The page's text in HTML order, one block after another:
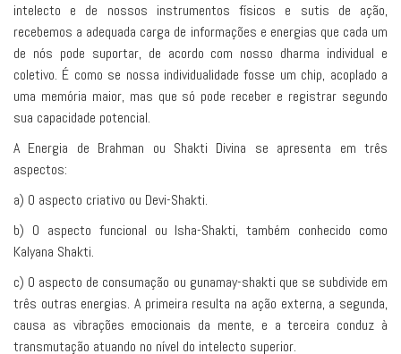
intelecto e de nossos instrumentos físicos e sutis de ação,
recebemos a adequada carga de informações e energias que cada um
de nós pode suportar, de acordo com nosso dharma individual e
coletivo. É como se nossa individualidade fosse um chip, acoplado a
uma memória maior, mas que só pode receber e registrar segundo
sua capacidade potencial.
A Energia de Brahman ou Shakti Divina se apresenta em três
aspectos:
a) O aspecto criativo ou Devi-Shakti.
b) O aspecto funcional ou Isha-Shakti, também conhecido como
Kalyana Shakti.
c) O aspecto de consumação ou gunamay-shakti que se subdivide em
três outras energias. A primeira resulta na ação externa, a segunda,
causa as vibrações emocionais da mente, e a terceira conduz à
transmutação atuando no nível do intelecto superior.